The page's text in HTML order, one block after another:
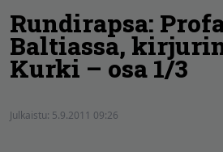
Rundirapsa:
Baltiassa,
Kurki – osa 1/3
Julkaistu: 5.9.2011 09:26